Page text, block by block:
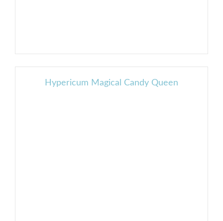
Hypericum Magical Candy Queen